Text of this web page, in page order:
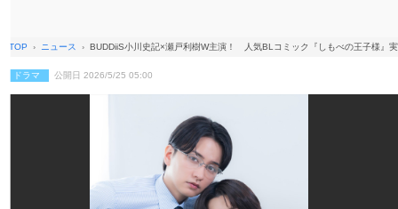
TOP ニュース BUDDiiS小川史記×瀬戸利樹W主演！ 人気BLコミック『しもべの王子様』
ドラマ 公開日 2026/5/25 05:00